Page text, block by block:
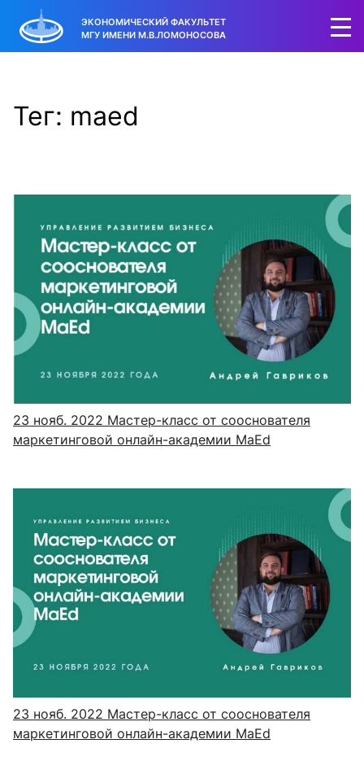
ЭКОНОМИЧЕСКИЙ ФАКУЛЬТЕТ
МГУ ИМЕНИ М.В.ЛОМОНОСОВА
Тег: maed
23 нояб. 2022 Мастер-класс от сооснователя
маркетинговой онлайн-академии MaEd
23 нояб. 2022 Мастер-класс от сооснователя
маркетинговой онлайн-академии MaEd